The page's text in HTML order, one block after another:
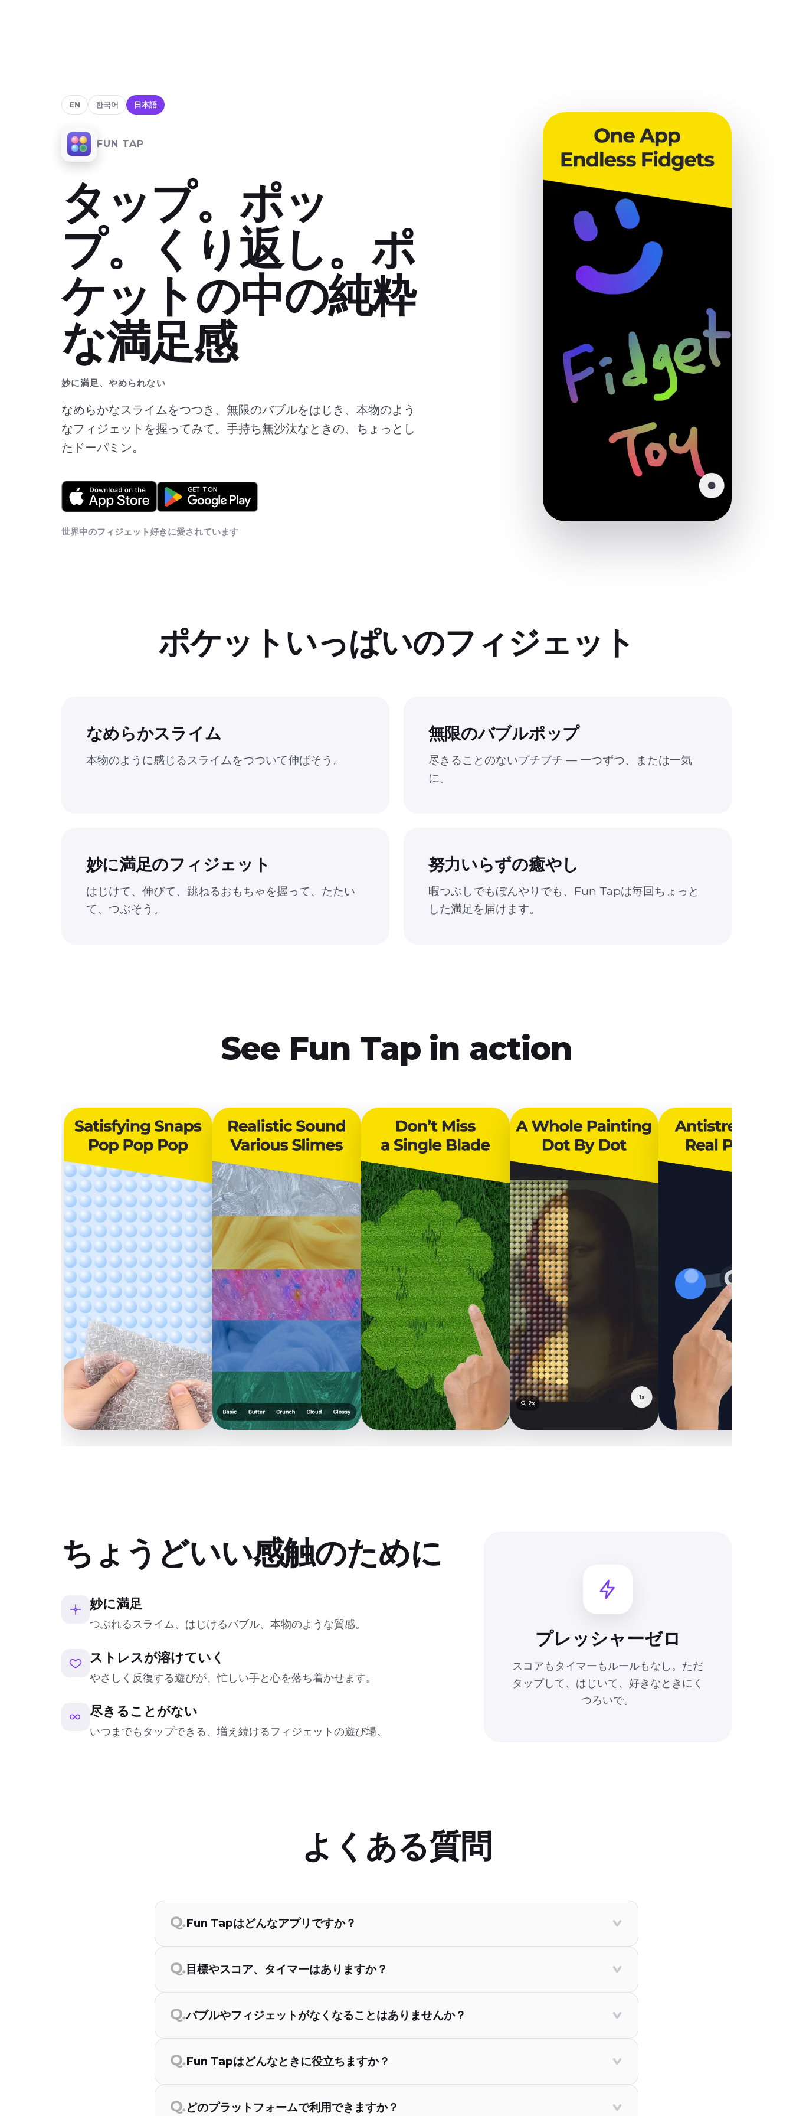
EN 한국어 日本語
FUN TAP
タップ。ポッ
プ。くり返し。ポ
ケットの中の純粋
な満足感
妙に満足、やめられない
なめらかなスライムをつつき、無限のバブルをはじき、本物のよう
なフィジェットを握ってみて。手持ち無沙汰なときの、ちょっとし
たドーパミン。
世界中のフィジェット好きに愛されています
ポケットいっぱいのフィジェット
なめらかスライム
本物のように感じるスライムをつついて伸ばそう。
無限のバブルポップ
尽きることのないプチプチ — 一つずつ、または一気
に。
妙に満足のフィジェット
はじけて、伸びて、跳ねるおもちゃを握って、たたい
て、つぶそう。
努力いらずの癒やし
暇つぶしでもぼんやりでも、Fun Tapは毎回ちょっと
した満足を届けます。
See Fun Tapin action
ちょうどいい感触のために
妙に満足
つぶれるスライム、はじけるバブル、本物のような質感。
ストレスが溶けていく
やさしく反復する遊びが、忙しい手と心を落ち着かせます。
尽きることがない
いつまでもタップできる、増え続けるフィジェットの遊び場。
プレッシャーゼロ
スコアもタイマーもルールもなし。ただ
タップして、はじいて、好きなときにく
つろいで。
よくある質問
Fun Tapはどんなアプリですか？
目標やスコア、タイマーはありますか？
バブルやフィジェットがなくなることはありませんか？
Fun Tapはどんなときに役立ちますか？
どのプラットフォームで利用できますか？